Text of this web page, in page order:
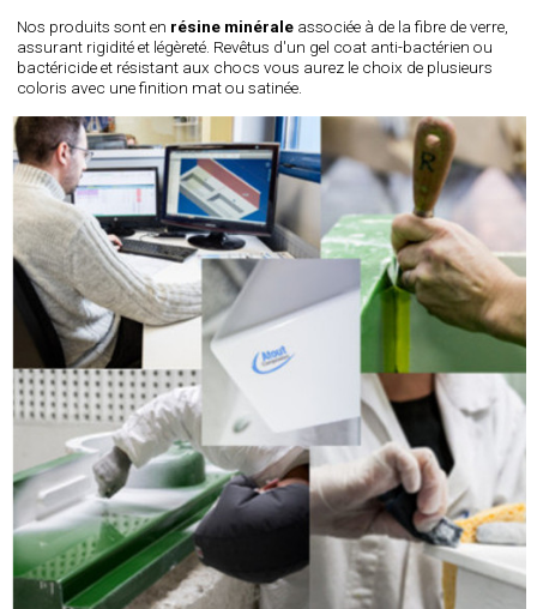
Nos produits sont en résine minéraleassociée à de la fibre de verre,
assurant rigidité et légèreté. Revêtus d'un gel coat anti-bactérien ou
bactéricide et résistant aux chocs vous aurez le choix de plusieurs
coloris avec une finition mat ou satinée.